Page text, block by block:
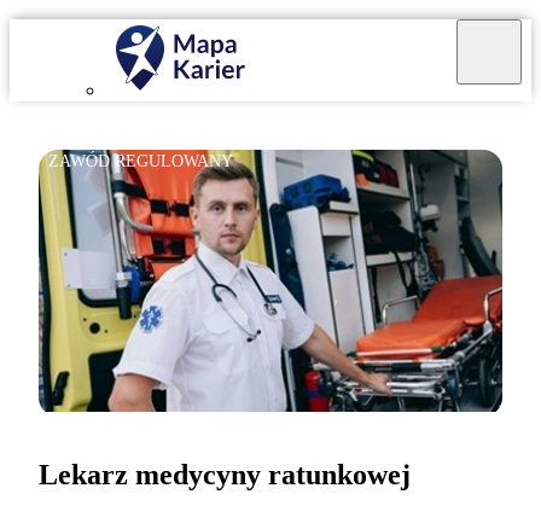
ZAWÓD REGULOWANY
Lekarz medycyny ratunkowej